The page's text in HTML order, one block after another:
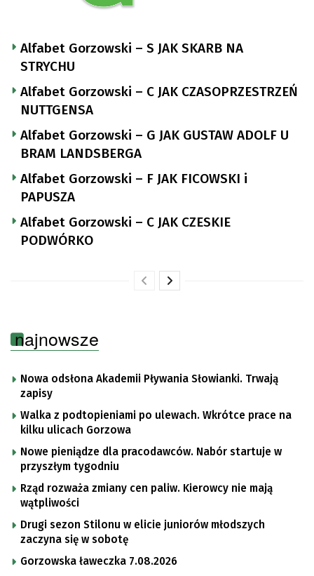
Alfabet Gorzowski – S JAK SKARB NA
STRYCHU
Alfabet Gorzowski – C JAK CZASOPRZESTRZEŃ
NUTTGENSA
Alfabet Gorzowski – G JAK GUSTAW ADOLF U
BRAM LANDSBERGA
Alfabet Gorzowski – F JAK FICOWSKI i
PAPUSZA
Alfabet Gorzowski – C JAK CZESKIE
PODWÓRKO
najnowsze
Nowa odsłona Akademii Pływania Słowianki. Trwają
zapisy
Walka z podtopieniami po ulewach. Wkrótce prace na
kilku ulicach Gorzowa
Nowe pieniądze dla pracodawców. Nabór startuje w
przyszłym tygodniu
Rząd rozważa zmiany cen paliw. Kierowcy nie mają
wątpliwości
Drugi sezon Stilonu w elicie juniorów młodszych
zaczyna się w sobotę
Gorzowska ławeczka 7.08.2026